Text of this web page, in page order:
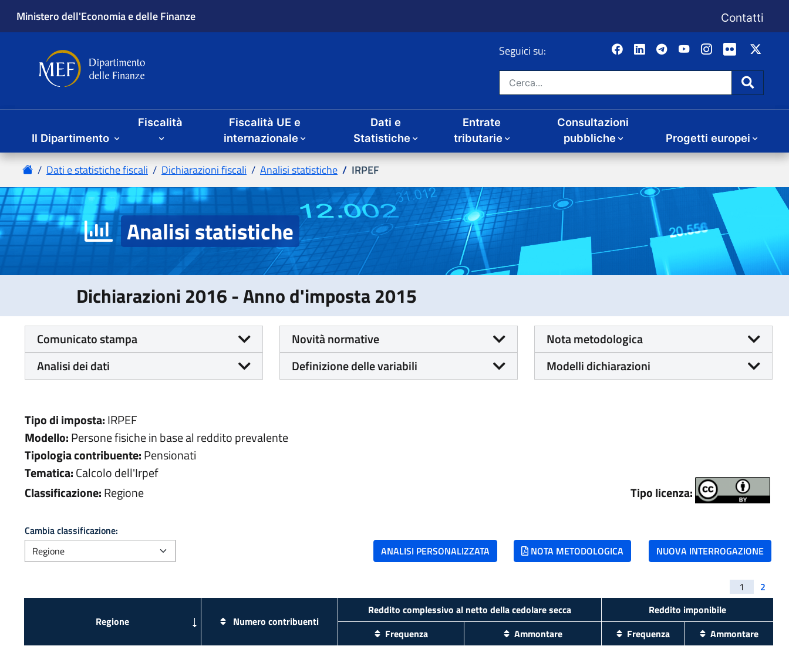
Il Dipartimento
Fiscalità Fiscalità UE e Dati e Entrate
Consultazioni
Progetti europei
IRPEF
Analisi statistiche
Dichiarazioni 2016 - Anno d'imposta 2015
Comunicato stampa Novità normative
Nota metodologica
Analisi dei dati
Definizione delle variabili Modelli dichiarazioni
Tipo di imposta:IRPEF
Modello:Persone fisiche in base al reddito prevalente
Tipologia contribuente:Pensionati
Tematica:Calcolo dell'Irpef
Classificazione:Regione Tipo licenza:
Cambia classificazione:
NOTA METODOLOGICA
NUOVA INTERROGAZIONE
1 2
Numero contribuenti